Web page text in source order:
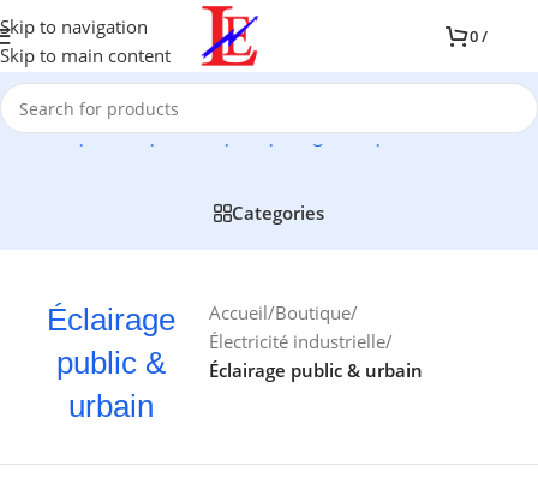
Skip to navigation
Skip to main content
0/
complète de produits pour protéger et optimiser
Categories
Éclairage
public &
urbain
Accueil/Boutique/
Électricité industrielle/
Éclairage public & urbain